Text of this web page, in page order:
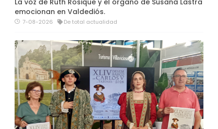
emocionan en Valdediós.
7-08-2026 De total actualidad